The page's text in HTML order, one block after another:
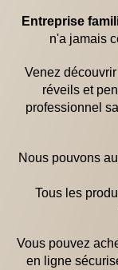
Entreprise
n'a jamais
Venez
réveils et
professionnel
Nous pouvons
Tous les
Vous pouvez
en ligne